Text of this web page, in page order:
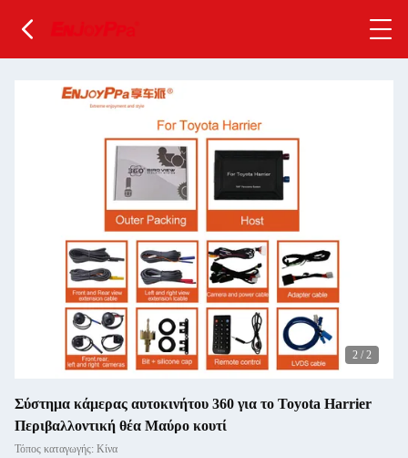
2 / 2
Σύστημα κάμερας αυτοκινήτου 360 για το Toyota Harrier
Περιβαλλοντική θέα Μαύρο κουτί
Τόπος καταγωγής: Κίνα